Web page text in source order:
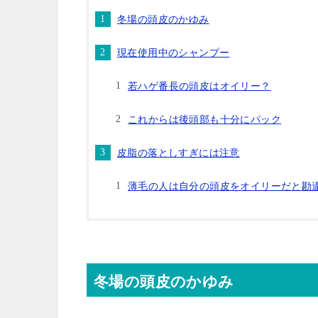
冬場の頭皮のかゆみ
現在使用中のシャンプー
若ハゲ番長の頭皮はオイリー？
これからは後頭部も十分にパック
皮脂の落としすぎには注意
薄毛の人は自分の頭皮をオイリーだと勘
冬場の頭皮のかゆみ